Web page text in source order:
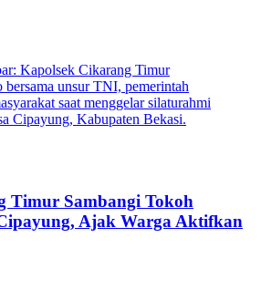
Kapolsek Cikarang Timur
unsur TNI, pemerintah
saat menggelar silaturahmi
Cipayung, Kabupaten Bekasi.
Timur Sambangi Tokoh
Ajak Warga Aktifkan